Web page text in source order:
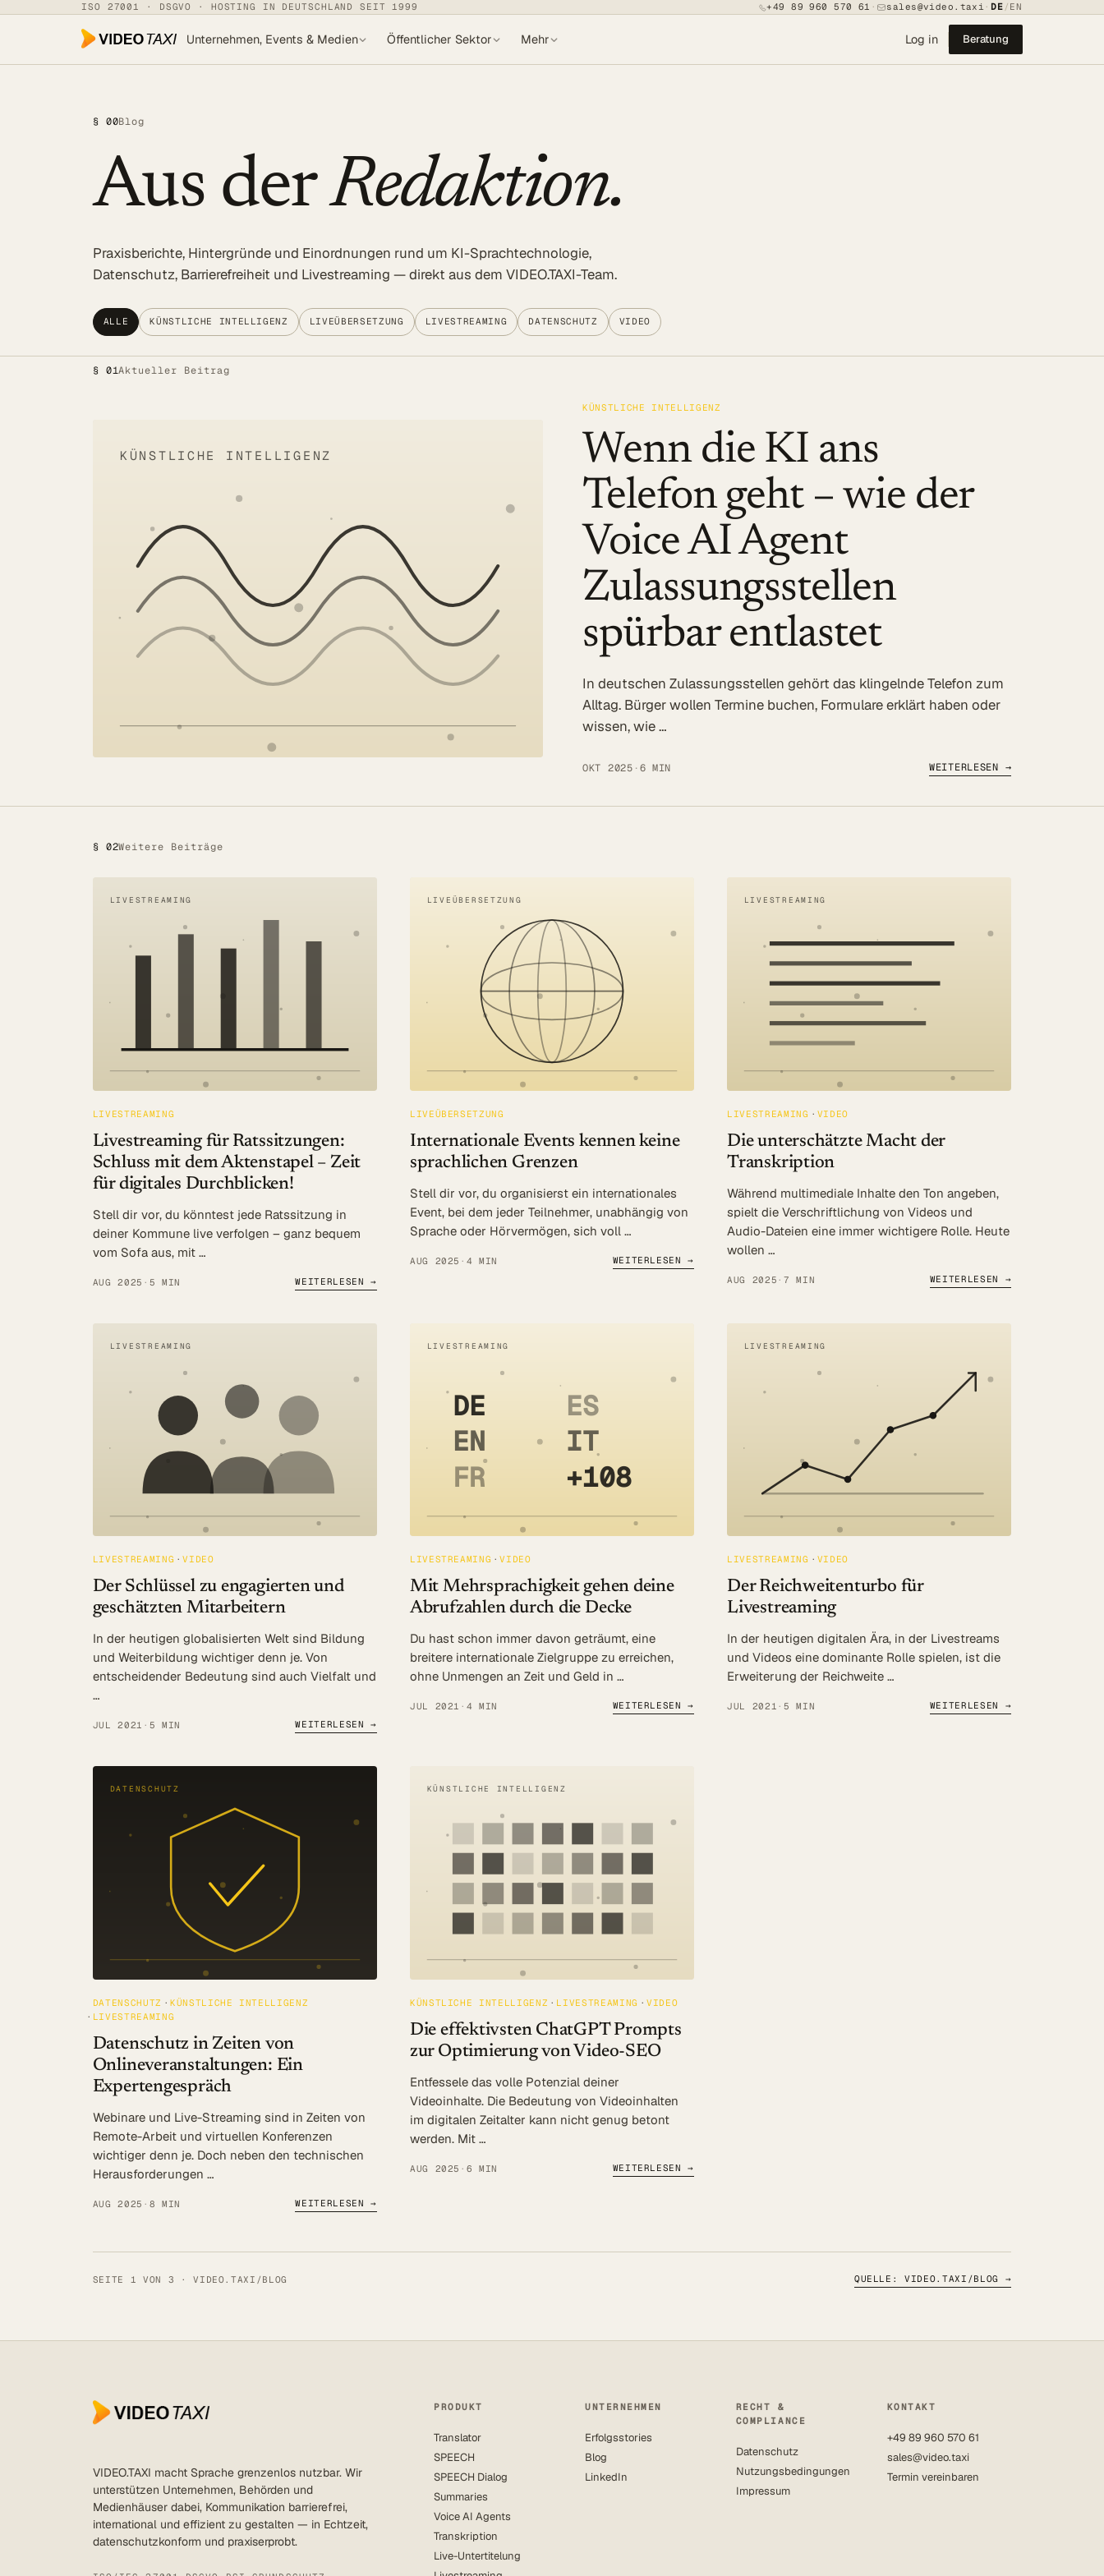
Zum Hauptinhalt springenISO 27001 · DSGVO · HOSTING IN DEUTSCHLAND SEIT 1999 +49 89 960 570 61 · sales@video.taxi · DE / EN
Unternehmen, Events & Medien Öffentlicher Sektor Mehr Log in Beratung
EVENTS & MEDIEN
SPEECH Events
Livestreaming
Transkription
Voice AI Agents
Live-Untertitelung
Über uns
Referenzen
Mehr
Über uns
SERVICE
Log in
Beratung
§ 00Blog
Aus derRedaktion.
Praxisberichte, Hintergründe und Einordnungen rund um KI-Sprachtechnologie,
Datenschutz, Barrierefreiheit und Livestreaming — direkt aus dem VIDEO.TAXI-Team.
ALLE KÜNSTLICHE INTELLIGENZ LIVEÜBERSETZUNG LIVESTREAMING DATENSCHUTZ VIDEO
§ 01Aktueller Beitrag
KÜNSTLICHE INTELLIGENZ
KÜNSTLICHE INTELLIGENZ
Wenn die KI ans
Telefon geht – wie der
Voice AI Agent
Zulassungsstellen
spürbar entlastet
In deutschen Zulassungsstellen gehört das klingelnde Telefon zum
Alltag. Bürger wollen Termine buchen, Formulare erklärt haben oder
wissen, wie …
OKT 2025 ·6 MIN WEITERLESEN →
§ 02Weitere Beiträge
LIVESTREAMING
LIVESTREAMING
Livestreaming für Ratssitzungen:
Schluss mit dem Aktenstapel – Zeit
für digitales Durchblicken!
Stell dir vor, du könntest jede Ratssitzung in
deiner Kommune live verfolgen – ganz bequem
vom Sofa aus, mit …
AUG 2025 · 5 MIN WEITERLESEN →
LIVEÜBERSETZUNG
LIVEÜBERSETZUNG
Internationale Events kennen keine
sprachlichen Grenzen
Stell dir vor, du organisierst ein internationales
Event, bei dem jeder Teilnehmer, unabhängig von
Sprache oder Hörvermögen, sich voll …
AUG 2025 · 4 MIN WEITERLESEN →
LIVESTREAMING
LIVESTREAMING VIDEO
Die unterschätzte Macht der
Transkription
Während multimediale Inhalte den Ton angeben,
spielt die Verschriftlichung von Videos und
Audio-Dateien eine immer wichtigere Rolle. Heute
wollen …
AUG 2025 ·7 MIN WEITERLESEN →
LIVESTREAMING
LIVESTREAMING VIDEO
Der Schlüssel zu engagierten und
geschätzten Mitarbeitern
In der heutigen globalisierten Welt sind Bildung
und Weiterbildung wichtiger denn je. Von
entscheidender Bedeutung sind auch Vielfalt und
…
JUL 2021 · 5 MIN WEITERLESEN →
DE
EN
FR
ES
IT
+108
LIVESTREAMING
LIVESTREAMING VIDEO
Mit Mehrsprachigkeit gehen deine
Abrufzahlen durch die Decke
Du hast schon immer davon geträumt, eine
breitere internationale Zielgruppe zu erreichen,
ohne Unmengen an Zeit und Geld in …
JUL 2021 · 4 MIN WEITERLESEN →
LIVESTREAMING
LIVESTREAMING VIDEO
Der Reichweitenturbo für
Livestreaming
In der heutigen digitalen Ära, in der Livestreams
und Videos eine dominante Rolle spielen, ist die
Erweiterung der Reichweite …
JUL 2021 ·5 MIN WEITERLESEN →
DATENSCHUTZ
DATENSCHUTZ
KÜNSTLICHE INTELLIGENZ
LIVESTREAMING
Datenschutz in Zeiten von
Onlineveranstaltungen: Ein
Expertengespräch
Webinare und Live-Streaming sind in Zeiten von
Remote-Arbeit und virtuellen Konferenzen
wichtiger denn je. Doch neben den technischen
Herausforderungen …
AUG 2025 · 8 MIN WEITERLESEN →
KÜNSTLICHE INTELLIGENZ
KÜNSTLICHE INTELLIGENZ LIVESTREAMING VIDEO
Die effektivsten ChatGPT Prompts
zur Optimierung von Video-SEO
Entfessele das volle Potenzial deiner
Videoinhalte. Die Bedeutung von Videoinhalten
im digitalen Zeitalter kann nicht genug betont
werden. Mit …
AUG 2025 · 6 MIN WEITERLESEN →
SEITE 1 VON 3 · VIDEO.TAXI/BLOG QUELLE: VIDEO.TAXI/BLOG →
VIDEO.TAXI macht Sprache grenzenlos nutzbar. Wir
unterstützen Unternehmen, Behörden und
Medienhäuser dabei, Kommunikation barrierefrei,
international und effizient zu gestalten — in Echtzeit,
datenschutzkonform und praxiserprobt.
PRODUKT
Translator
SPEECH
SPEECH Dialog
Summaries
Voice AI Agents
Transkription
Live-Untertitelung
UNTERNEHMEN
Erfolgsstories
Blog
LinkedIn
RECHT &
COMPLIANCE
Datenschutz
Nutzungsbedingungen
Impressum
KONTAKT
+49 89 960 570 61
sales@video.taxi
Termin vereinbaren